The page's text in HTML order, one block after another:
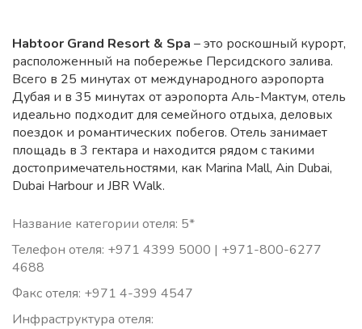
Habtoor Grand Resort & Spa – это роскошный курорт,
расположенный на побережье Персидского залива.
Всего в 25 минутах от международного аэропорта
Дубая и в 35 минутах от аэропорта Аль-Мактум, отель
идеально подходит для семейного отдыха, деловых
поездок и романтических побегов. Отель занимает
площадь в 3 гектара и находится рядом с такими
достопримечательностями, как Marina Mall, Ain Dubai,
Dubai Harbour и JBR Walk.
Название категории отеля: 5*
Телефон отеля: +971 4399 5000 | +971-800-6277
4688
Факс отеля: +971 4-399 4547
Инфраструктура отеля: